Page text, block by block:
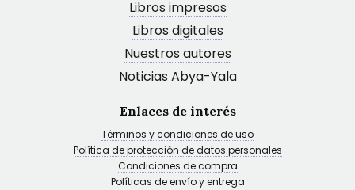
Libros impresos
Libros digitales
Nuestros autores
Noticias Abya-Yala
Enlaces de interés
Términos y condiciones de uso
Política de protección de datos personales
Condiciones de compra
Políticas de envío y entrega